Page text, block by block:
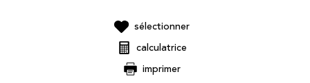
sélectionner
calculatrice
imprimer